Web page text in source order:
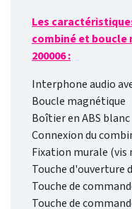
Les
combiné et boucle
200006 :
Interphone audio
Boucle magnétique
Boîtier en ABS blanc
Connexion du
Fixation murale (vis
Touche d'ouverture
Touche de
Touche de